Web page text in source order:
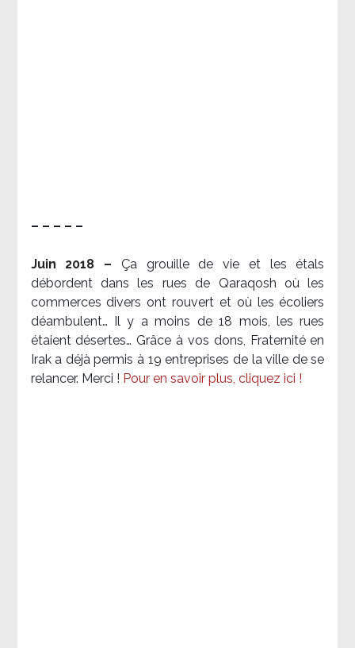
– – – – –
Juin 2018 – Ça grouille de vie et les étals
débordent dans les rues de Qaraqosh où les
commerces divers ont rouvert et où les écoliers
déambulent… Il y a moins de 18 mois, les rues
étaient désertes… Grâce à vos dons, Fraternité en
Irak a déjà permis à 19 entreprises de la ville de se
relancer. Merci ! Pour en savoir plus, cliquez ici !